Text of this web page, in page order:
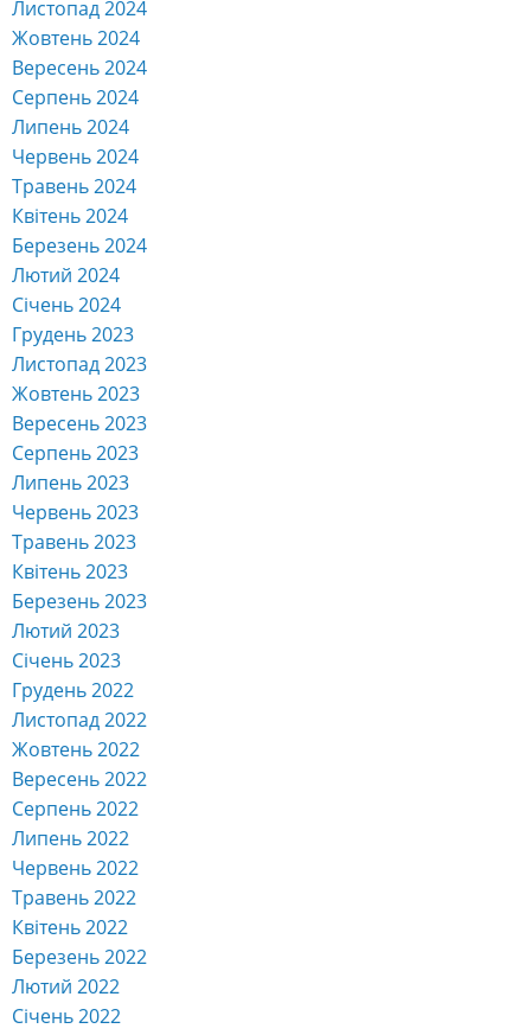
Вересень 2024
Серпень 2024
Липень 2024
Червень 2024
Травень 2024
Квітень 2024
Березень 2024
Лютий 2024
Січень 2024
Грудень 2023
Листопад 2023
Жовтень 2023
Вересень 2023
Серпень 2023
Липень 2023
Червень 2023
Травень 2023
Квітень 2023
Березень 2023
Лютий 2023
Січень 2023
Грудень 2022
Листопад 2022
Жовтень 2022
Вересень 2022
Серпень 2022
Липень 2022
Червень 2022
Травень 2022
Квітень 2022
Березень 2022
Лютий 2022
Січень 2022
Грудень 2021
Листопад 2021